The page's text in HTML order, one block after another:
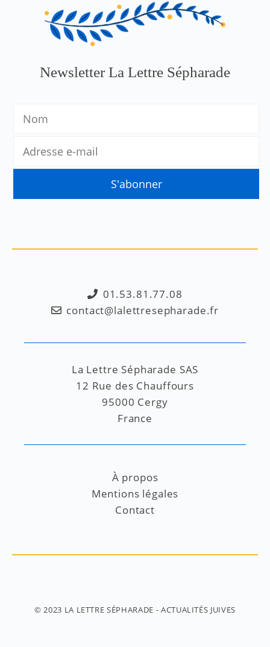
Newsletter La Lettre Sépharade
01.53.81.77.08
contact@lalettresepharade.fr
La Lettre Sépharade SAS
12 Rue des Chauffours
95000 Cergy
France
À propos
Mentions légales
Contact
© 2023 LA LETTRE SÉPHARADE - ACTUALITÉS JUIVES